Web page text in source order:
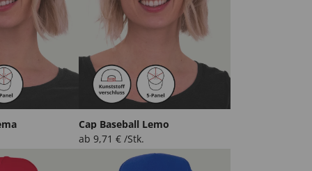
Cap Baseball Lemo
ab 9,71 € /Stk.